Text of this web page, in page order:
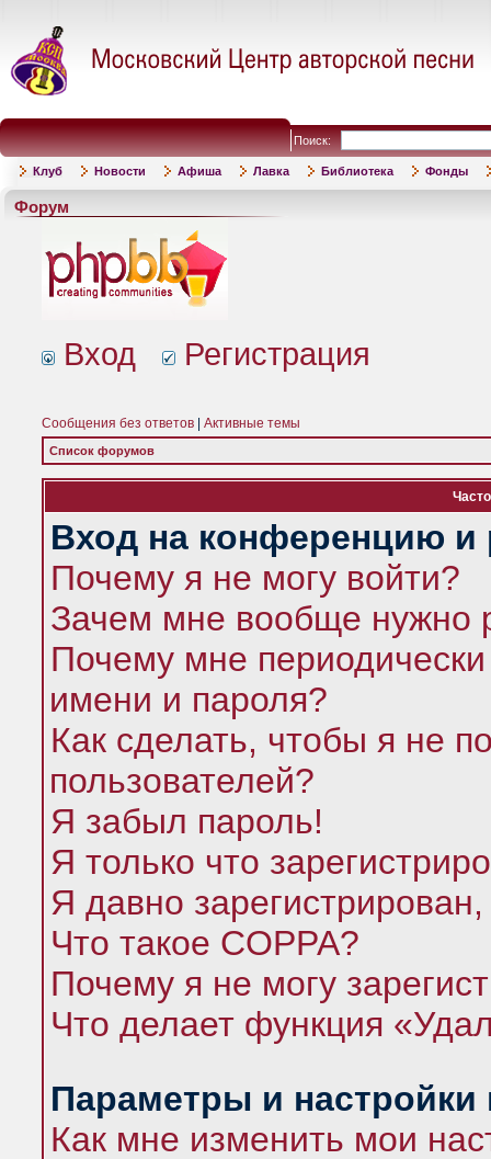
Поиск:
Клуб Новости Афиша Лавка Библиотека Фонды
Форум
Вход Регистрация
Сообщения без ответов Активные темы
Список форумов
Вход на конференцию и
Почему я не могу войти?
Зачем мне вообще нужно
Почему мне
имени и пароля?
Как сделать, чтобы я не
пользователей?
Я забыл пароль!
Я только что
Я давно
Что такое COPPA?
Почему я не могу
Что делает функция
Параметры и настройки
Как мне изменить мои